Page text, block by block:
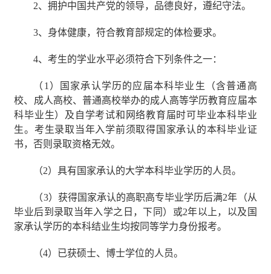
2、拥护中国共产党的领导，品德良好，遵纪守法。
3、身体健康，符合教育部规定的体检要求。
4、考生的学业水平必须符合下列条件之一：
（ 1）国家承认学历的应届本科毕业生（含普通高
校、成人高校、普通高校举办的成人高等学历教育应届本
科毕业生）及自学考试和网络教育届时可毕业本科毕业
生。考生录取当年入学前须取得国家承认的本科毕业证
书，否则录取资格无效。
（2）具有国家承认的大学本科毕业学历的人员。
（3）获得国家承认的高职高专毕业学历后满2年（从
毕业后到录取当年入学之日，下同）或2年以上，以及国
家承认学历的本科结业生均按同等学力身份报考。
（4）已获硕士、博士学位的人员。